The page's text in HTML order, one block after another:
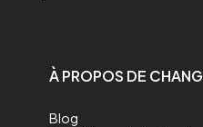
À PROPOS DE
Blog